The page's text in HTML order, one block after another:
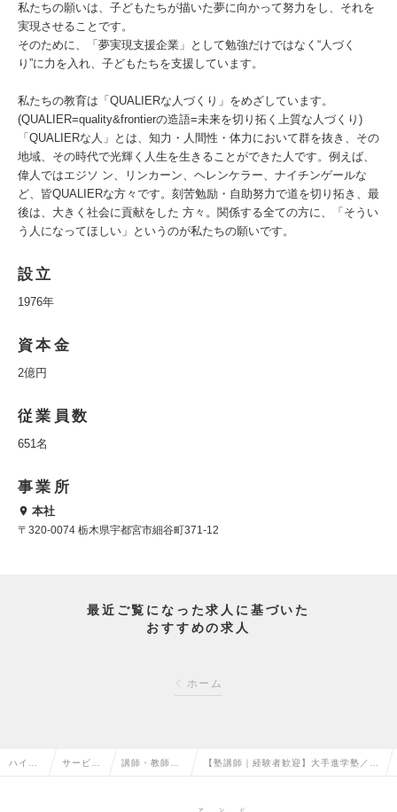
私たちの願いは、子どもたちが描いた夢に向かって努力をし、それを
実現させることです。
そのために、「夢実現支援企業」として勉強だけではなく“人づく
り”に力を入れ、子どもたちを支援しています。
私たちの教育は「QUALIERな人づくり」をめざしています。
(QUALIER=quality&frontierの造語=未来を切り拓く上質な人づくり)
「QUALIERな人」とは、知力・人間性・体力において群を抜き、その
地域、その時代で光輝く人生を生きることができた人です。例えば、
偉人ではエジソ ン、リンカーン、ヘレンケラー、ナイチンゲールな
ど、皆QUALIERな方々です。刻苦勉励・自助努力で道を切り拓き、最
後は、大きく社会に貢献をした 方々。関係する全ての方に、「そうい
う人になってほしい」というのが私たちの願いです。
設立
1976年
資本金
2億円
従業員数
651名
事業所
本社
〒320-0074 栃木県宇都宮市細谷町371‐12
最近ご覧になった求人に基づいた
おすすめの求人
ホーム
ハイク サービ 講師・教師・ 【塾講師｜経験者歓迎】大手進学塾／子